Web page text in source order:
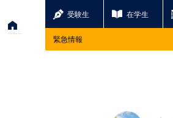
受験生 在学生
緊急情報